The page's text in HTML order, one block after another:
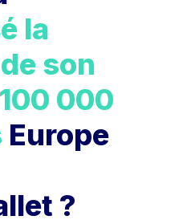
la
son
000
Europe
?